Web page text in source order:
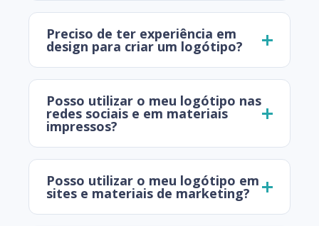
Preciso de ter experiência em
design para criar um logótipo?
Posso utilizar o meu logótipo nas
redes sociais e em materiais
impressos?
Posso utilizar o meu logótipo em
sites e materiais de marketing?